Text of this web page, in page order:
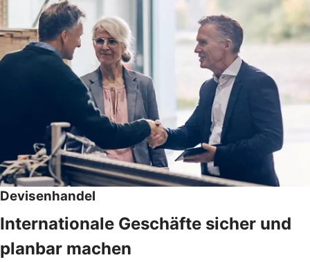
Devisenhandel
Internationale Geschäfte sicher und
planbar machen